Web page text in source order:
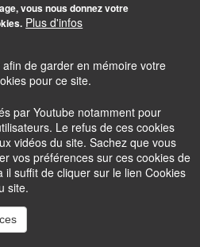
Youtube
vous nous donnez votre
Plus d'infos
de garder en mémoire votre
pour ce site.
par Youtube notamment pour
Le refus de ces cookies
vidéos du site. Sachez que vous
vos préférences sur ces cookies de
suffit de cliquer sur le lien Cookies
site.